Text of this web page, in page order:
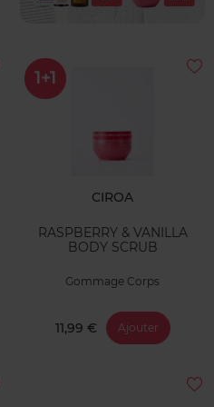
1+1
CIROA
RASPBERRY & VANILLA
BODY SCRUB
Gommage Corps
11,99 € Ajouter